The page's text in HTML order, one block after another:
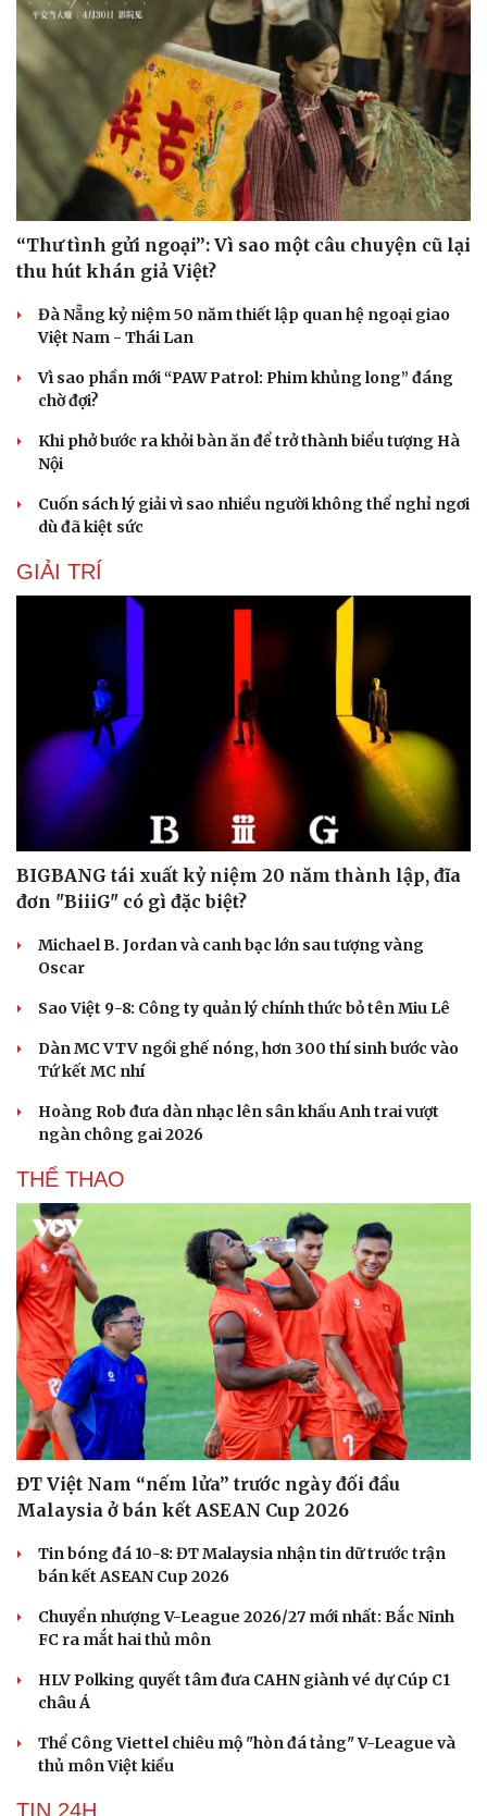
Du lịch
Tư vấn
check-in
Podcast
Cửa sổ tình yêu
“Thư tình gửi ngoại”: Vì sao một câu chuyện cũ lại
thu hút khán giả Việt?
Đà Nẵng kỷ niệm 50 năm thiết lập quan hệ ngoại giao
Việt Nam - Thái Lan
Vì sao phần mới “PAW Patrol: Phim khủng long” đáng
chờ đợi?
Khi phở bước ra khỏi bàn ăn để trở thành biểu tượng Hà
Nội
Cuốn sách lý giải vì sao nhiều người không thể nghỉ ngơi
dù đã kiệt sức
GIẢI TRÍ
BIGBANG tái xuất kỷ niệm 20 năm thành lập, đĩa
đơn "BiiiG" có gì đặc biệt?
Michael B. Jordan và canh bạc lớn sau tượng vàng
Oscar
Sao Việt 9-8: Công ty quản lý chính thức bỏ tên Miu Lê
Dàn MC VTV ngồi ghế nóng, hơn 300 thí sinh bước vào
Tứ kết MC nhí
Hoàng Rob đưa dàn nhạc lên sân khấu Anh trai vượt
ngàn chông gai 2026
THỂ THAO
ĐT Việt Nam “nếm lửa” trước ngày đối đầu
Malaysia ở bán kết ASEAN Cup 2026
Tin bóng đá 10-8: ĐT Malaysia nhận tin dữ trước trận
bán kết ASEAN Cup 2026
Chuyển nhượng V-League 2026/27 mới nhất: Bắc Ninh
FC ra mắt hai thủ môn
HLV Polking quyết tâm đưa CAHN giành vé dự Cúp C1
châu Á
Thể Công Viettel chiêu mộ "hòn đá tảng" V-League và
thủ môn Việt kiều
TIN 24H